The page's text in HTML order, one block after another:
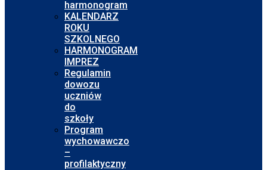
harmonogram
KALENDARZ
ROKU
SZKOLNEGO
HARMONOGRAM
IMPREZ
Regulamin
dowozu
uczniów
do
szkoły
Program
wychowawczo
–
profilaktyczny